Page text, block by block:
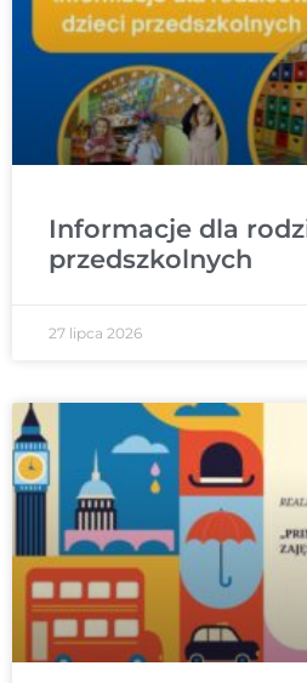
Informacje dla
przedszkolnych
27 lipca 2026